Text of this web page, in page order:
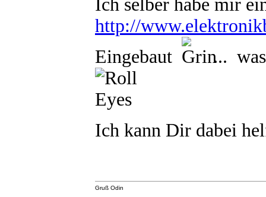
Ich selber habe mir
http://
Eingebaut
... was
Ich kann Dir dabei
Gruß Odin